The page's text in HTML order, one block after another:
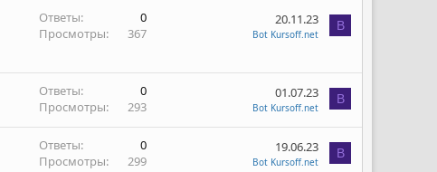
Ответы
0
Просмотры
367
20.11.23
Bot Kursoff.net
B
Ответы
0
Просмотры
293
01.07.23
Bot Kursoff.net
B
Ответы
0
Просмотры
299
19.06.23
Bot Kursoff.net
B